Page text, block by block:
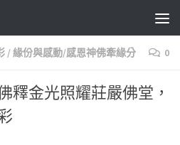
/緣份與感動/感恩神佛牽緣分 0
釋金光照耀莊嚴佛堂，